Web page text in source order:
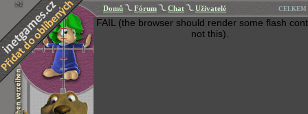
Domů Fórum Chat Uživatelé CELKEM
FAIL (the browser should render some flash
not this).